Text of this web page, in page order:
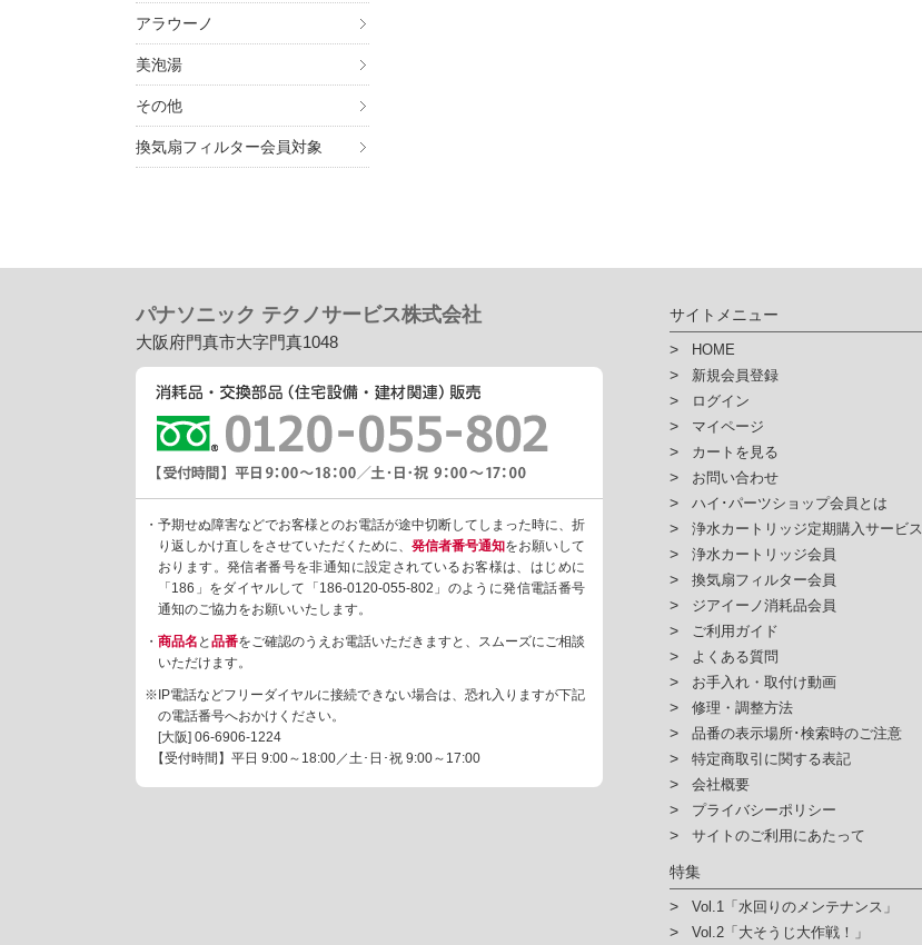
アラウーノ
美泡湯
その他
換気扇フィルター会員対象
・個人情報保護法に基づく公表事項
パナソニック テクノサービス株式会社
大阪府門真市大字門真1048
・予期せぬ障害などでお客様とのお電話が途中切断してしまった時に、折
り返しかけ直しをさせていただくために、 発信者番号通知をお願いして
おります。発信者番号を非通知に設定されているお客様は、はじめに
「186」をダイヤルして「186-0120-055-802」のように発信電話番号
通知のご協力をお願いいたします。
・ 商品名 と 品番をご確認のうえお電話いただきますと、スムーズにご相談
いただけます。
※IP電話などフリーダイヤルに接続できない場合は、恐れ入りますが下記
の電話番号へおかけください。
[大阪] 06-6906-1224
【受付時間】平日 9:00～18:00／土･日･祝 9:00～17:00
サイトメニュー
HOME
新規会員登録
ログイン
マイページ
カートを見る
お問い合わせ
ハイ･パーツショップ会員とは
浄水カートリッジ定期購入サービス
浄水カートリッジ会員
換気扇フィルター会員
ジアイーノ消耗品会員
ご利用ガイド
よくある質問
お手入れ・取付け動画
修理・調整方法
品番の表示場所･検索時のご注意
特定商取引に関する表記
会社概要
プライバシーポリシー
サイトのご利用にあたって
特集
Vol.1「水回りのメンテナンス」
Vol.2「大そうじ大作戦！」